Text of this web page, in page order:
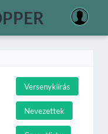
Versenykiírás
Nevezettek